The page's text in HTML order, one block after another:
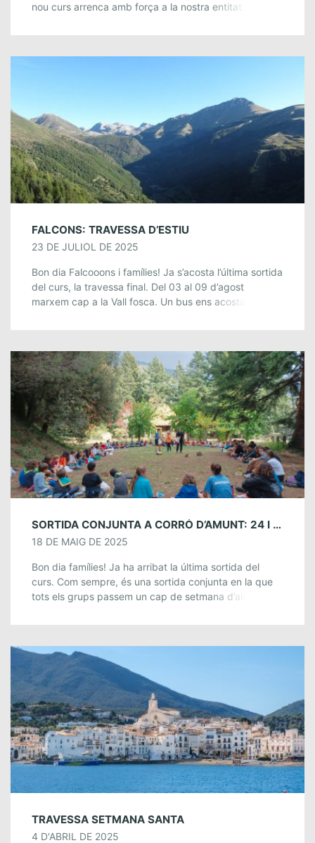
nou curs arrenca amb força a la nostra entitat. I és […]
FALCONS: TRAVESSA D’ESTIU
23 DE JULIOL DE 2025
Bon dia Falcooons i famílies! Ja s’acosta l’última sortida
del curs, la travessa final. Del 03 al 09 d’agost
marxem cap a la Vall fosca. Un bus ens acostarà a […]
SORTIDA CONJUNTA A CORRÓ D’AMUNT: 24 I 25 DE MAIG
18 DE MAIG DE 2025
Bon dia famílies! Ja ha arribat la última sortida del
curs. Com sempre, és una sortida conjunta en la que
tots els grups passem un cap de setmana d’allò més
TRAVESSA SETMANA SANTA
4 D'ABRIL DE 2025